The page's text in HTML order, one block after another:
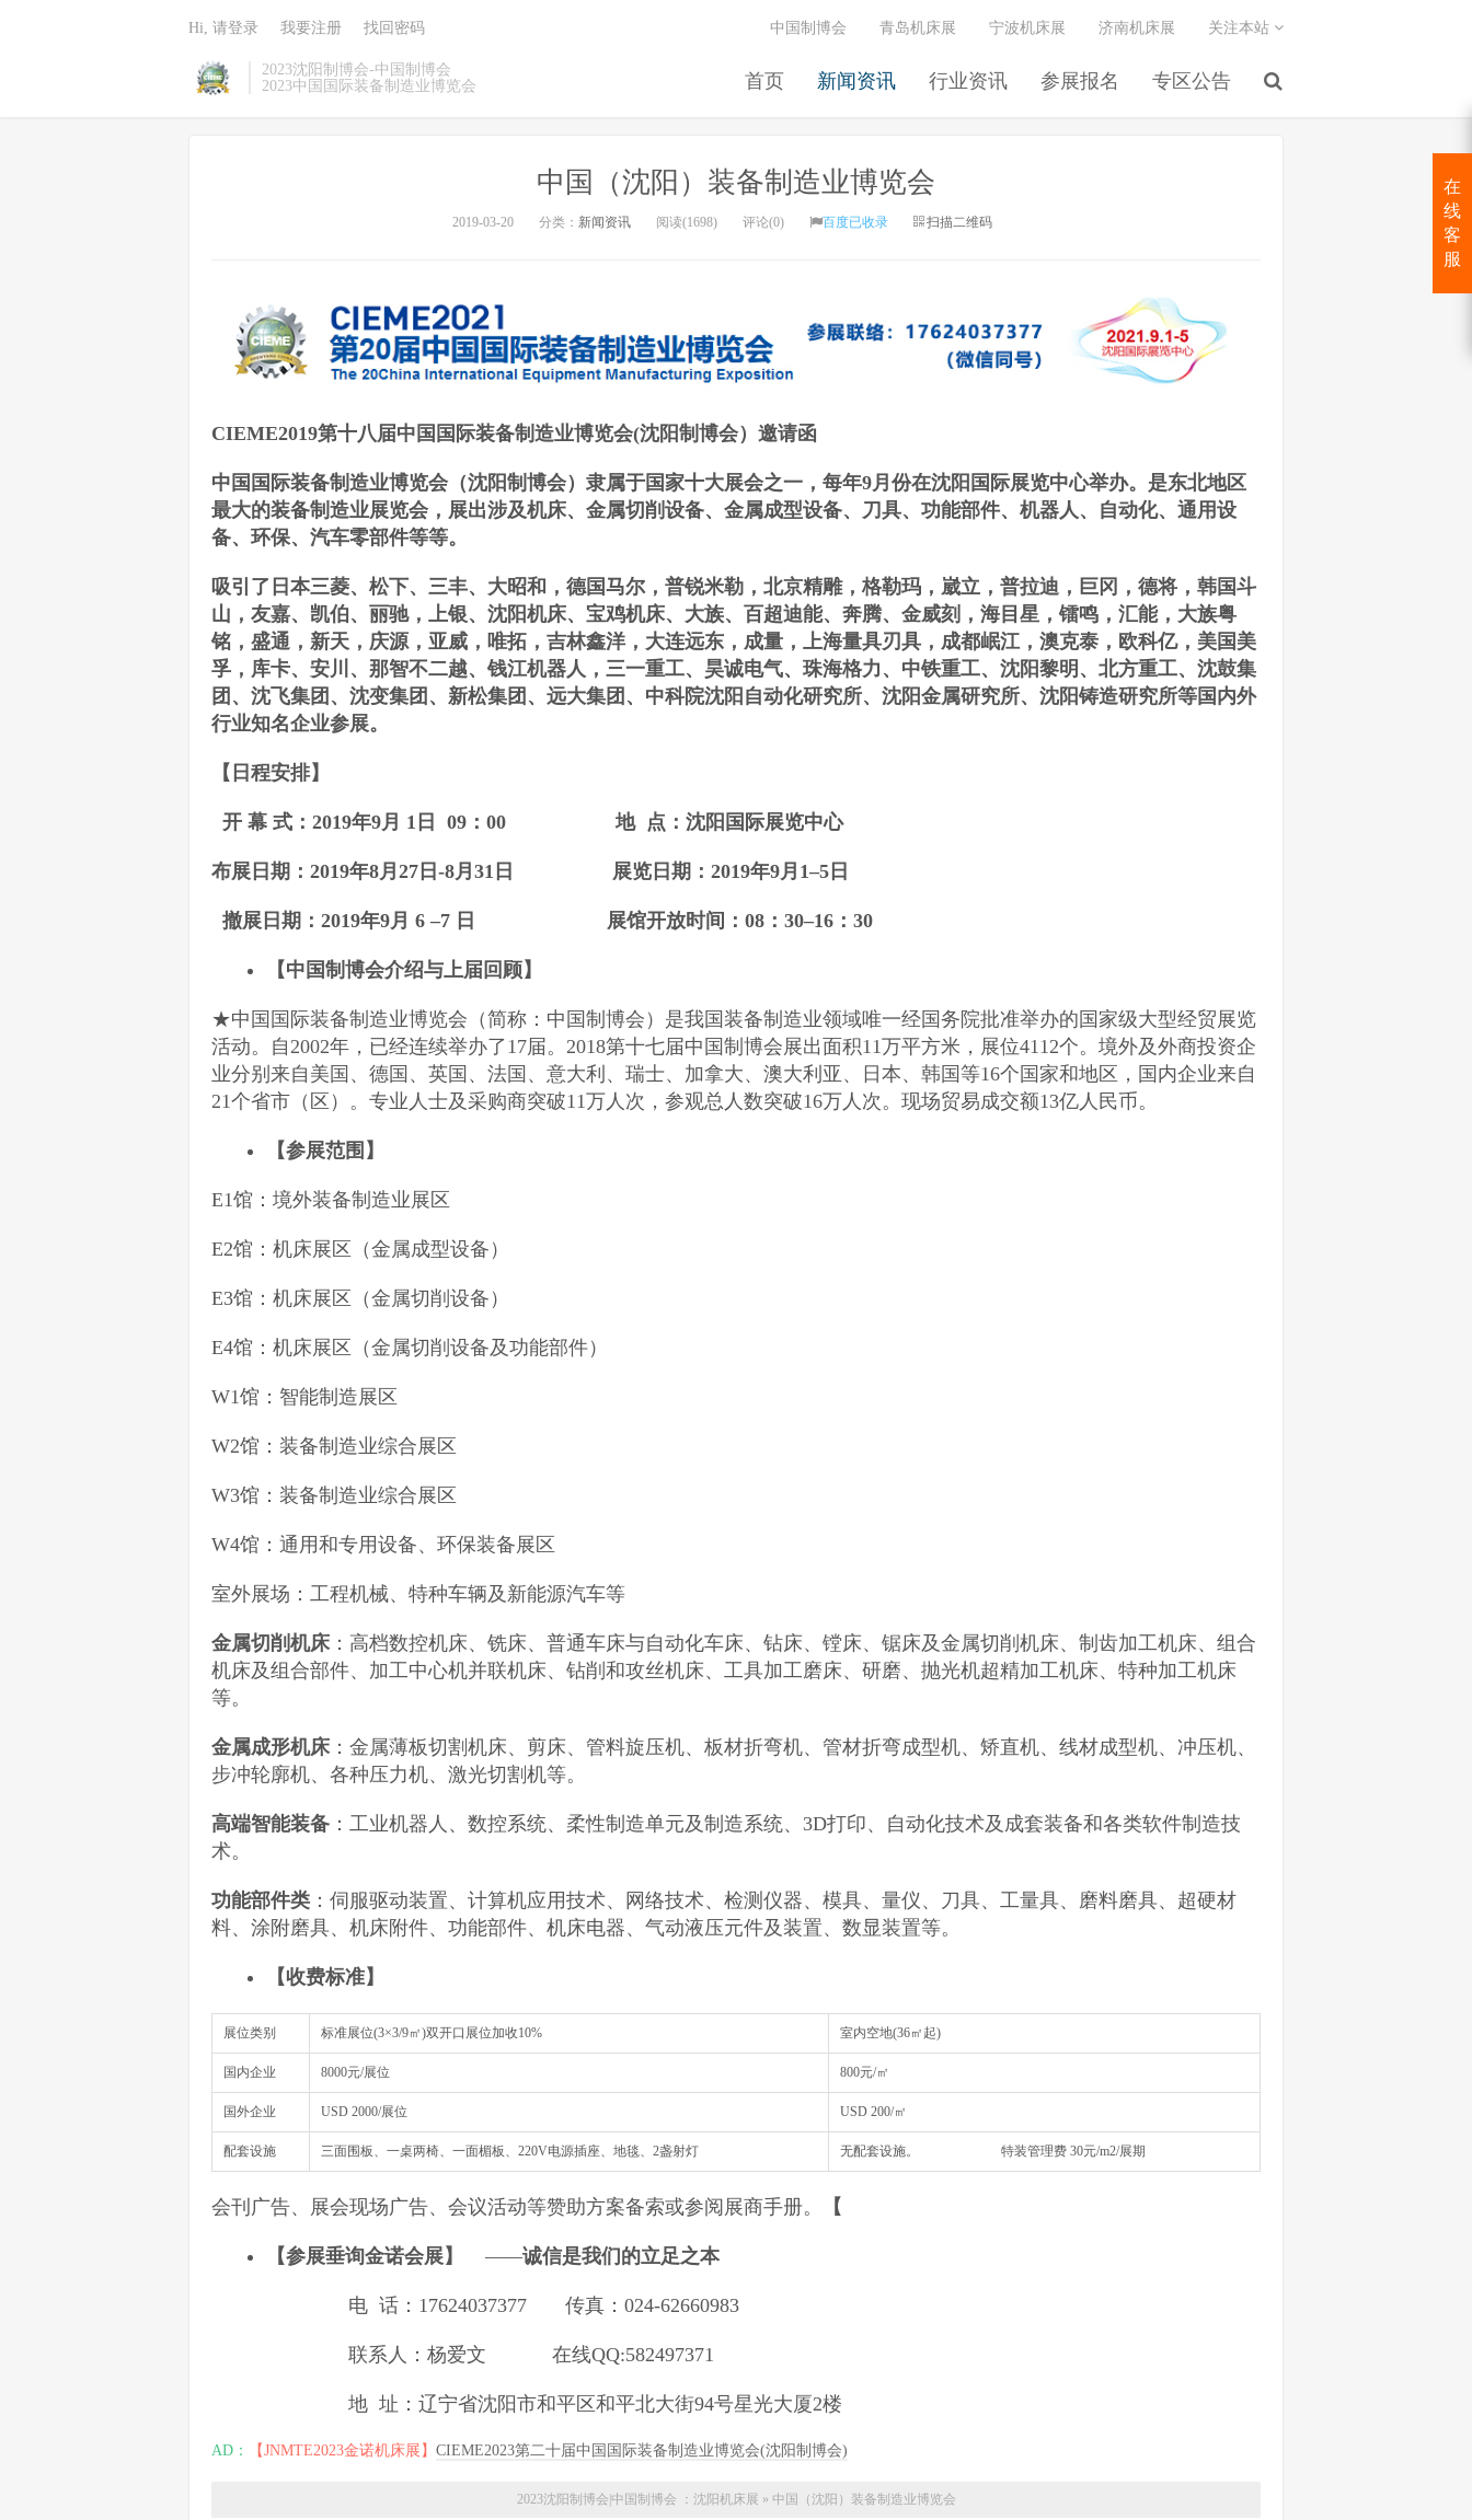
2023沈阳制博会-中国制博会
2023中国国际装备制造业博览会
首页 新闻资讯 行业资讯 参展报名 专区公告
中国制博会 青岛机床展 宁波机床展 济南机床展 关注本站
Hi, 请登录 我要注册 找回密码
中国（沈阳）装备制造业博览会
2019-03-20 分类： 新闻资讯 阅读(1698) 评论(0) 百度已收录 扫描二维码
CIEME2019第十八届中国国际装备制造业博览会(沈阳制博会）邀请函
中国国际装备制造业博览会（沈阳制博会）隶属于国家十大展会之一，每年9月份在沈阳国际展览中心举办。是东北地区
最大的装备制造业展览会，展出涉及机床、金属切削设备、金属成型设备、刀具、功能部件、机器人、自动化、通用设
备、环保、汽车零部件等等。
吸引了日本三菱、松下、三丰、大昭和，德国马尔，普锐米勒，北京精雕，格勒玛，崴立，普拉迪，巨冈，德将，韩国斗
山，友嘉、凯伯、丽驰，上银、沈阳机床、宝鸡机床、大族、百超迪能、奔腾、金威刻，海目星，镭鸣，汇能，大族粤
铭，盛通，新天，庆源，亚威，唯拓，吉林鑫洋，大连远东，成量，上海量具刃具，成都岷江，澳克泰，欧科亿，美国美
孚，库卡、安川、那智不二越、钱江机器人，三一重工、昊诚电气、珠海格力、中铁重工、沈阳黎明、北方重工、沈鼓集
团、沈飞集团、沈变集团、新松集团、远大集团、中科院沈阳自动化研究所、沈阳金属研究所、沈阳铸造研究所等国内外
行业知名企业参展。
【 日程安排】
开 幕 式：2019年9月 1日 09：00 地 点：沈阳国际展览中心
布展日期：2019年8月27日-8月31日 展览日期：2019年9月1–5日
撤展日期：2019年9月 6 –7 日 展馆开放时间：08：30–16：30
【中国制博会介绍与 上届回顾】
★中国国际装备制造业博览会（简称：中国制博会）是我国装备制造业领域唯一经国务院批准举办的国家级大型经贸展览
活动。自2002年，已经连续举办了17届。2018第十七届中国制博会展出面积11万平方米，展位4112个。境外及外商投资企
业分别来自美国、德国、英国、法国、意大利、瑞士、加拿大、澳大利亚、日本、韩国等16个国家和地区，国内企业来自
21个省市（区）。专业人士及采购商突破11万人次，参观总人数突破16万人次。现场贸易成交额13亿人民币。
【参展范围】
E1馆：境外装备制造业展区
E2馆：机床展区（金属成型设备）
E3馆：机床展区（金属切削设备）
E4馆：机床展区（金属切削设备及功能部件）
W1馆：智能制造展区
W2馆：装备制造业综合展区
W3馆：装备制造业综合展区
W4馆：通用和专用设备、环保装备展区
室外展场：工程机械、特种车辆及新能源汽车等
金属切削机床：高档数控机床、铣床、普通车床与自动化车床、钻床、镗床、锯床及金属切削机床、制齿加工机床、组合
机床及组合部件、加工中心机并联机床、钻削和攻丝机床、工具加工磨床、研磨、抛光机超精加工机床、特种加工机床
等。
金属成形机床：金属薄板切割机床、剪床、管料旋压机、板材折弯机、管材折弯成型机、矫直机、线材成型机、冲压机、
步冲轮廓机、各种压力机、激光切割机等。
高端智能装备 ：工业机器人、数控系统、柔性制造单元及制造系统、3D打印、自动化技术及成套装备和各类软件制造技
术。
功能部件类 ：伺服驱动装置、计算机应用技术、网络技术、检测仪器、模具、量仪、刀具、工量具、磨料磨具、超硬材
料、涂附磨具、机床附件、功能部件、机床电器、气动液压元件及装置、数显装置等。
【收费标准】
展位类别 标准展位(3×3/9㎡)双开口展位加收10% 室内空地(36㎡起)
国内企业 8000元/展位 800元/㎡
国外企业 USD 2000/展位 USD 200/㎡
配套设施 三面围板、一桌两椅、一面楣板、220V电源插座、地毯、2盏射灯 无配套设施。 特装管理费 30元/m2/展期
会刊广告、展会现场广告、会议活动等赞助方案备索或参阅展商手册。 【
【参展垂询金诺会展】 ——诚信是我们的立足之本
电 话：17624037377 传真：024-62660983
联系人：杨爱文 在线QQ:582497371
地 址：辽宁省沈阳市和平区和平北大街94号星光大厦2楼
AD： 【JNMTE2023金诺机床展】 CIEME2023第二十届中国国际装备制造业博览会(沈阳制博会)
2023沈阳制博会|中国制博会 ： 沈阳机床展 » 中国（沈阳）装备制造业博览会
在
线
客
服